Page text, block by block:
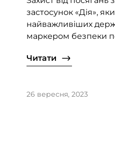
застосунок «Дія»,
найважливіших
маркером безпеки
Читати
26 вересня, 2023